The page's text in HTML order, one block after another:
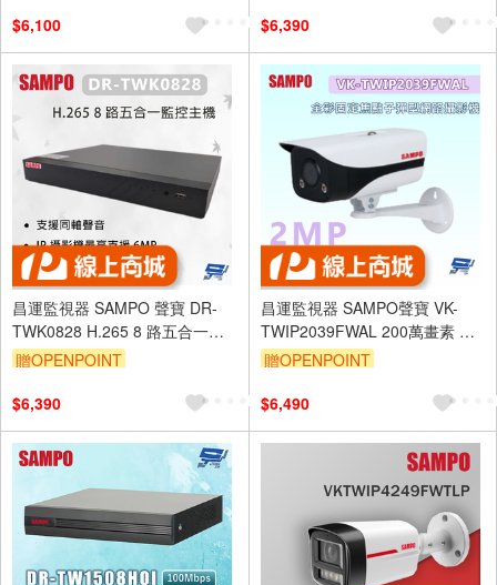
$6,100
$6,390
昌運監視器 SAMPO 聲寶 DR-
TWK0828 H.265 8 路五合一監
控主機 最大支援 10TB硬碟
贈OPENPOINT
$6,390
昌運監視器 SAMPO聲寶 VK-
TWIP2039FWAL 200萬畫素 全
彩固定焦點子彈型網路攝影機
贈OPENPOINT
$6,490